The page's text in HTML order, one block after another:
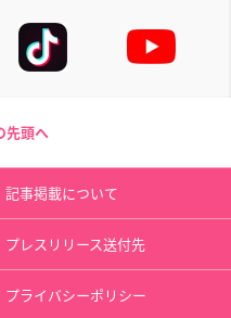
先頭へ
記事掲載について
プレスリリース送付先
プライバシーポリシー